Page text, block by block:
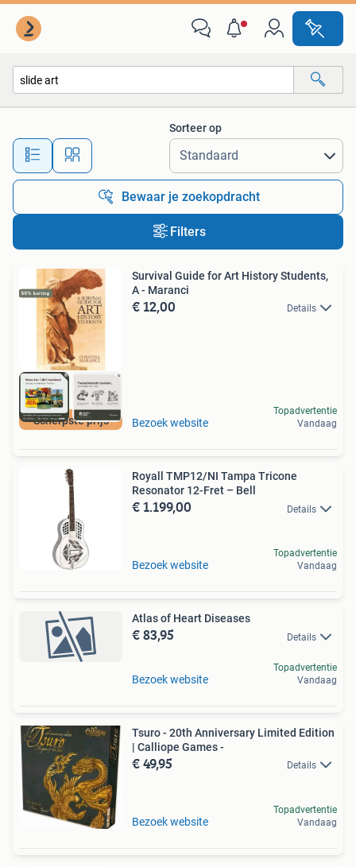
Alle afstanden…
Sorteer op
Bewaar je zoekopdracht
Filters
Scherpste prijs
Survival Guide for Art History Students,
A - Maranci
€ 12,00 Details
Bezoek website
Topadvertentie
Vandaag
Royall TMP12/NI Tampa Tricone
Resonator 12-Fret – Bell
€ 1.199,00 Details
Bezoek website
Topadvertentie
Vandaag
Atlas of Heart Diseases
€ 83,95 Details
Bezoek website
Topadvertentie
Vandaag
Tsuro - 20th Anniversary Limited Edition
| Calliope Games -
€ 49,95 Details
Bezoek website
Topadvertentie
Vandaag